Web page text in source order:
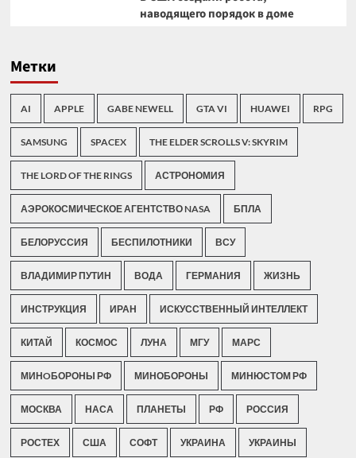
наводящего порядок в доме
Метки
AI APPLE GABE NEWELL GTA VI HUAWEI RPG
SAMSUNG SPACEX THE ELDER SCROLLS V: SKYRIM
THE LORD OF THE RINGS АСТРОНОМИЯ
АЭРОКОСМИЧЕСКОЕ АГЕНТСТВО NASA БПЛА
БЕЛОРУССИЯ БЕСПИЛОТНИКИ ВСУ
ВЛАДИМИР ПУТИН ВОДА ГЕРМАНИЯ ЖИЗНЬ
ИНСТРУКЦИЯ ИРАН ИСКУССТВЕННЫЙ ИНТЕЛЛЕКТ
КИТАЙ КОСМОС ЛУНА МГУ МАРС
МИНOБОРОНЫ РФ МИНОБОРОНЫ МИНЮСТОМ РФ
МОСКВА НАСА ПЛАНЕТЫ РФ РОССИЯ
РОСТЕХ США СОФТ УКРАИНА УКРАИНЫ